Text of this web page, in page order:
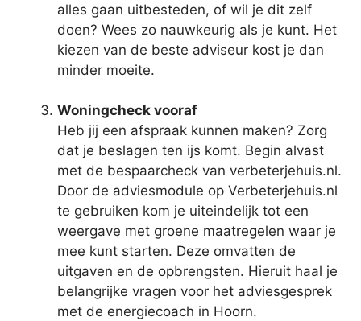
alles gaan uitbesteden, of wil je dit zelf
doen? Wees zo nauwkeurig als je kunt. Het
kiezen van de beste adviseur kost je dan
minder moeite.
Woningcheck vooraf
Heb jij een afspraak kunnen maken? Zorg
dat je beslagen ten ijs komt. Begin alvast
met de bespaarcheck van verbeterjehuis.nl.
Door de adviesmodule op Verbeterjehuis.nl
te gebruiken kom je uiteindelijk tot een
weergave met groene maatregelen waar je
mee kunt starten. Deze omvatten de
uitgaven en de opbrengsten. Hieruit haal je
belangrijke vragen voor het adviesgesprek
met de energiecoach in Hoorn.